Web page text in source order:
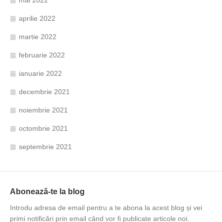
aprilie 2022
martie 2022
februarie 2022
ianuarie 2022
decembrie 2021
noiembrie 2021
octombrie 2021
septembrie 2021
Abonează-te la blog
Introdu adresa de email pentru a te abona la acest blog și vei
primi notificări prin email când vor fi publicate articole noi.